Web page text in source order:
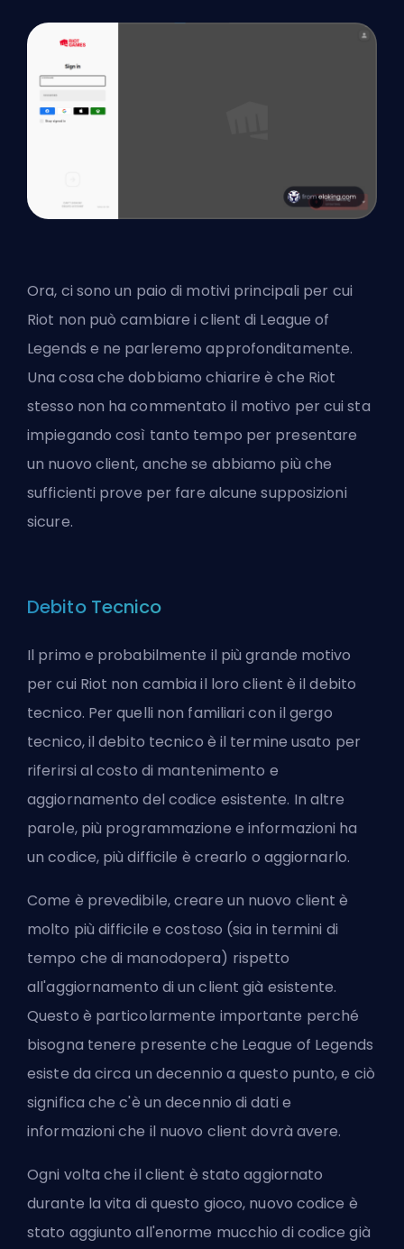
Ora, ci sono un paio di motivi principali per cui
Riot non può cambiare i client di League of
Legends e ne parleremo approfonditamente.
Una cosa che dobbiamo chiarire è che Riot
stesso non ha commentato il motivo per cui sta
impiegando così tanto tempo per presentare
un nuovo client, anche se abbiamo più che
sufficienti prove per fare alcune supposizioni
sicure.
Debito Tecnico
Il primo e probabilmente il più grande motivo
per cui Riot non cambia il loro client è il debito
tecnico. Per quelli non familiari con il gergo
tecnico, il debito tecnico è il termine usato per
riferirsi al costo di mantenimento e
aggiornamento del codice esistente. In altre
parole, più programmazione e informazioni ha
un codice, più difficile è crearlo o aggiornarlo.
Come è prevedibile, creare un nuovo client è
molto più difficile e costoso (sia in termini di
tempo che di manodopera) rispetto
all'aggiornamento di un client già esistente.
Questo è particolarmente importante perché
bisogna tenere presente che League of Legends
esiste da circa un decennio a questo punto, e ciò
significa che c'è un decennio di dati e
informazioni che il nuovo client dovrà avere.
Ogni volta che il client è stato aggiornato
durante la vita di questo gioco, nuovo codice è
stato aggiunto all'enorme mucchio di codice già